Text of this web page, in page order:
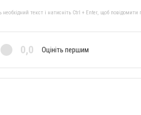
текст і натисніть Ctrl + Enter, щоб повідомити
0,0 Оцініть першим